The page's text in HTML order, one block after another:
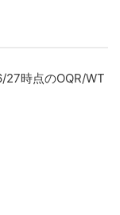
27時点のOQR/WT